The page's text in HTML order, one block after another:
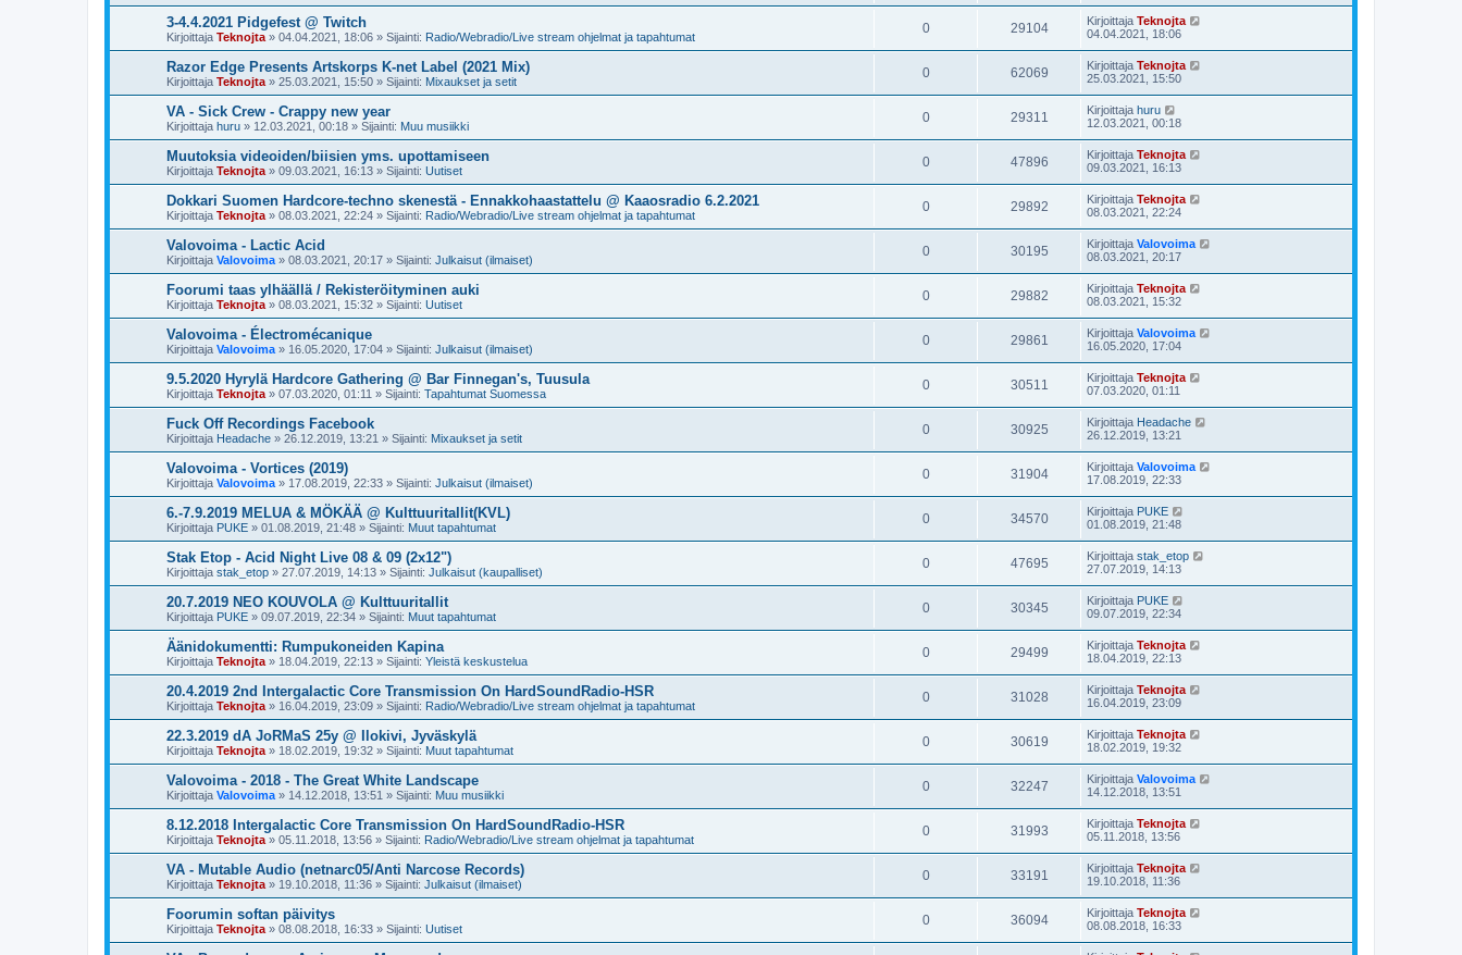
3-4.4.2021 Pidgefest @ Twitch
Kirjoittaja Teknojta » 04.04.2021, 18:06 » Sijainti: Radio/Webradio/Live stream ohjelmat ja tapahtumat
0 29104 Kirjoittaja Teknojta
04.04.2021, 18:06
Razor Edge Presents Artskorps K-net Label (2021 Mix)
Kirjoittaja Teknojta » 25.03.2021, 15:50 » Sijainti: Mixaukset ja setit
0 62069 Kirjoittaja Teknojta
25.03.2021, 15:50
VA - Sick Crew - Crappy new year
Kirjoittaja huru » 12.03.2021, 00:18 » Sijainti: Muu musiikki
0 29311 Kirjoittaja huru
12.03.2021, 00:18
Muutoksia videoiden/biisien yms. upottamiseen
Kirjoittaja Teknojta » 09.03.2021, 16:13 » Sijainti: Uutiset
0 47896 Kirjoittaja Teknojta
09.03.2021, 16:13
Dokkari Suomen Hardcore-techno skenestä - Ennakkohaastattelu @ Kaaosradio 6.2.2021
Kirjoittaja Teknojta » 08.03.2021, 22:24 » Sijainti: Radio/Webradio/Live stream ohjelmat ja tapahtumat
0 29892 Kirjoittaja Teknojta
08.03.2021, 22:24
Valovoima - Lactic Acid
Kirjoittaja Valovoima » 08.03.2021, 20:17 » Sijainti: Julkaisut (ilmaiset)
0 30195 Kirjoittaja Valovoima
08.03.2021, 20:17
Foorumi taas ylhäällä / Rekisteröityminen auki
Kirjoittaja Teknojta » 08.03.2021, 15:32 » Sijainti: Uutiset
0 29882 Kirjoittaja Teknojta
08.03.2021, 15:32
Valovoima - Électromécanique
Kirjoittaja Valovoima » 16.05.2020, 17:04 » Sijainti: Julkaisut (ilmaiset)
0 29861 Kirjoittaja Valovoima
16.05.2020, 17:04
9.5.2020 Hyrylä Hardcore Gathering @ Bar Finnegan's, Tuusula
Kirjoittaja Teknojta » 07.03.2020, 01:11 » Sijainti: Tapahtumat Suomessa
0 30511 Kirjoittaja Teknojta
07.03.2020, 01:11
Fuck Off Recordings Facebook
Kirjoittaja Headache » 26.12.2019, 13:21 » Sijainti: Mixaukset ja setit
0 30925 Kirjoittaja Headache
26.12.2019, 13:21
Valovoima - Vortices (2019)
Kirjoittaja Valovoima » 17.08.2019, 22:33 » Sijainti: Julkaisut (ilmaiset)
0 31904 Kirjoittaja Valovoima
17.08.2019, 22:33
6.-7.9.2019 MELUA & MÖKÄÄ @ Kulttuuritallit(KVL)
Kirjoittaja PUKE » 01.08.2019, 21:48 » Sijainti: Muut tapahtumat
0 34570 Kirjoittaja PUKE
01.08.2019, 21:48
Stak Etop - Acid Night Live 08 & 09 (2x12")
Kirjoittaja stak_etop » 27.07.2019, 14:13 » Sijainti: Julkaisut (kaupalliset)
0 47695 Kirjoittaja stak_etop
27.07.2019, 14:13
20.7.2019 NEO KOUVOLA @ Kulttuuritallit
Kirjoittaja PUKE » 09.07.2019, 22:34 » Sijainti: Muut tapahtumat
0 30345 Kirjoittaja PUKE
09.07.2019, 22:34
Äänidokumentti: Rumpukoneiden Kapina
Kirjoittaja Teknojta » 18.04.2019, 22:13 » Sijainti: Yleistä keskustelua
0 29499 Kirjoittaja Teknojta
18.04.2019, 22:13
20.4.2019 2nd Intergalactic Core Transmission On HardSoundRadio-HSR
Kirjoittaja Teknojta » 16.04.2019, 23:09 » Sijainti: Radio/Webradio/Live stream ohjelmat ja tapahtumat
0 31028 Kirjoittaja Teknojta
16.04.2019, 23:09
22.3.2019 dA JoRMaS 25y @ Ilokivi, Jyväskylä
Kirjoittaja Teknojta » 18.02.2019, 19:32 » Sijainti: Muut tapahtumat
0 30619 Kirjoittaja Teknojta
18.02.2019, 19:32
Valovoima - 2018 - The Great White Landscape
Kirjoittaja Valovoima » 14.12.2018, 13:51 » Sijainti: Muu musiikki
0 32247 Kirjoittaja Valovoima
14.12.2018, 13:51
8.12.2018 Intergalactic Core Transmission On HardSoundRadio-HSR
Kirjoittaja Teknojta » 05.11.2018, 13:56 » Sijainti: Radio/Webradio/Live stream ohjelmat ja tapahtumat
0 31993 Kirjoittaja Teknojta
05.11.2018, 13:56
VA - Mutable Audio (netnarc05/Anti Narcose Records)
Kirjoittaja Teknojta » 19.10.2018, 11:36 » Sijainti: Julkaisut (ilmaiset)
0 33191 Kirjoittaja Teknojta
19.10.2018, 11:36
Foorumin softan päivitys
Kirjoittaja Teknojta » 08.08.2018, 16:33 » Sijainti: Uutiset
0 36094 Kirjoittaja Teknojta
08.08.2018, 16:33